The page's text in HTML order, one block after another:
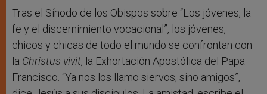
Tras el Sínodo de los Obispos sobre “Los jóvenes, la
fe y el discernimiento vocacional”, los jóvenes,
chicos y chicas de todo el mundo se confrontan con
la Christus vivit, la Exhortación Apostólica del Papa
Francisco. “Ya nos los llamo siervos, sino amigos”,